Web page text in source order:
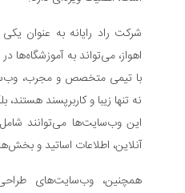
شرکت راد رایانه به عنوان یکی
اهواز، می‌تواند به آموزشگاه‌ها
با تیمی متخصص و مجرب،
نه تنها زیبا و کاربرپسند هستند،
این وب‌سایت‌ها می‌توانند شامل
آنلاین، اطلاعات اساتید و بخش‌های
همچنین، وب‌سایت‌های طراحی